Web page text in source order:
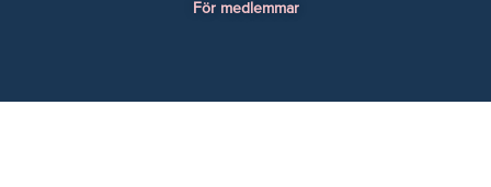
För medlemmar